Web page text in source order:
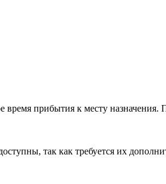
прибытия к месту назначения.
так как требуется их